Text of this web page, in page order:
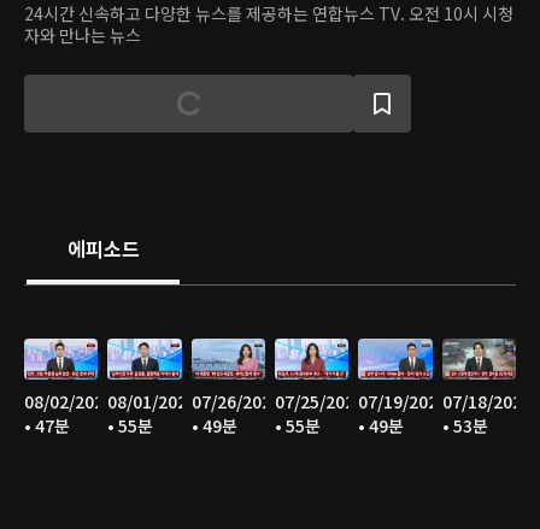
24시간 신속하고 다양한 뉴스를 제공하는 연합뉴스 TV. 오전 10시 시청
자와 만나는 뉴스
에피소드
08/02/2026
• 47분
08/01/2026
• 55분
07/26/2026
• 49분
07/25/2026
• 55분
07/19/2026
• 49분
07/18/2026
• 53분